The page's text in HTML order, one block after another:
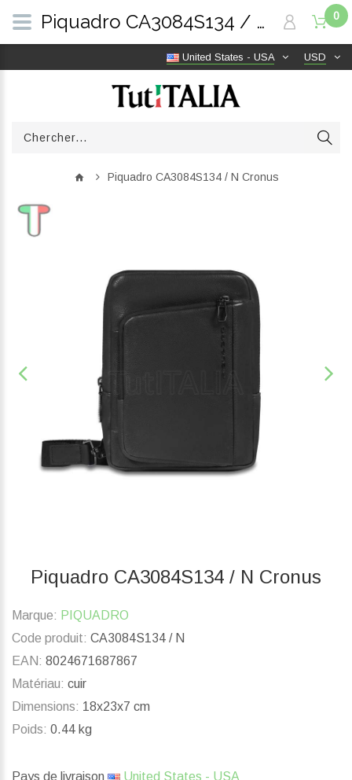
USD
United States - USA
0
Piquadro CA3084S134 / N Cronus
Piquadro CA3084S134 / N Cronus
Marque: PIQUADRO
Code produit: CA3084S134 / N
EAN: 8024671687867
Matériau: cuir
Dimensions: 18x23x7 cm
Poids: 0.44 kg
Pays de livraison United States - USA
Piquadro CA3084S134 / N Cronus | TutITALIA